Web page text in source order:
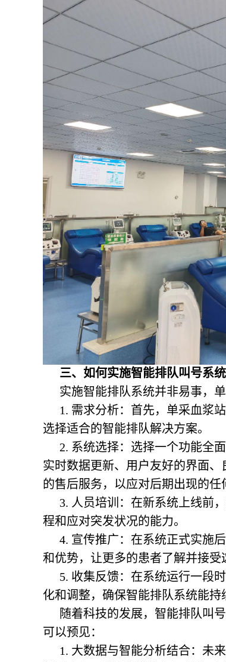
三、如何实施智能排队叫号系统
实施智能排队系统并非易事，
1. 需求分析：首先，单采血浆
选择适合的智能排队解决方案。
2. 系统选择：选择一个功能全
实时数据更新、用户友好的界面
的售后服务，以应对后期出现的任
3. 人员培训：在新系统上线前
程和应对突发状况的能力。
4. 宣传推广：在系统正式实施
和优势，让更多的患者了解并接受
5. 收集反馈：在系统运行一段
化和调整，确保智能排队系统能持
随着科技的发展，智能排队叫
可以预见：
1. 大数据与智能分析结合：未